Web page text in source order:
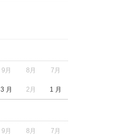
9月 8月 7月
3 月 2月 1 月
9月 8月 7月